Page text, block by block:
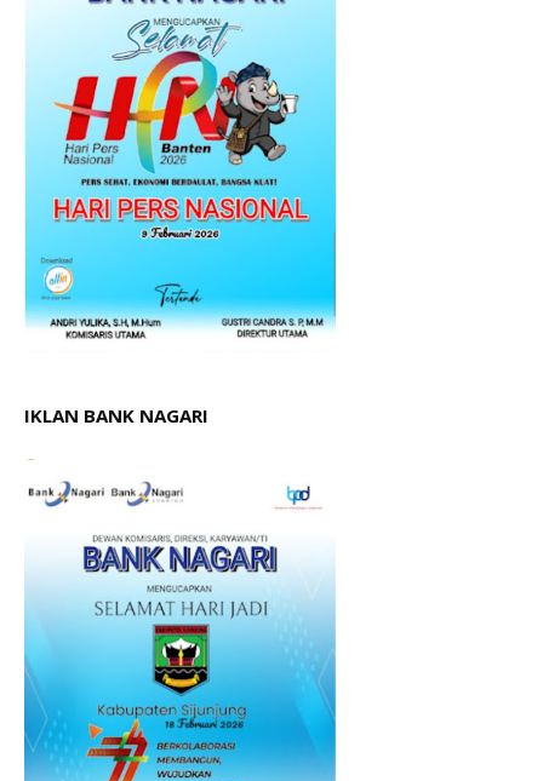
IKLAN BANK NAGARI